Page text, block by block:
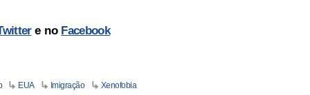
e no Facebook
EUA Imigração Xenofobia